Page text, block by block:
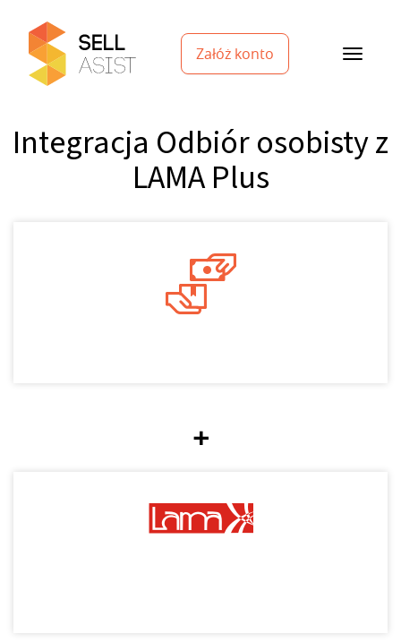
Załóż konto
Integracja Odbiór osobisty z
LAMA Plus
+